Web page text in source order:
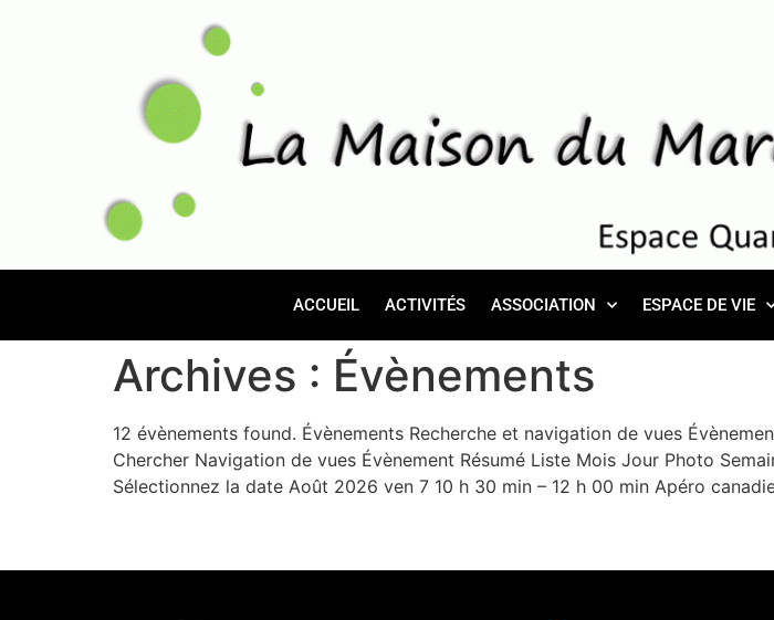
ACCUEIL ACTIVITÉS ASSOCIATION ESPACE DE VIE
Archives : Évènements
12 évènements found. Évènements Recherche et navigation de vues
Chercher Navigation de vues Évènement Résumé Liste Mois Jour Photo
Sélectionnez la date Août 2026 ven 7 10 h 30 min – 12 h 00 min Apéro